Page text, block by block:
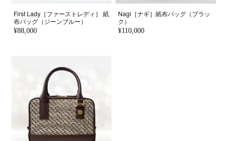
First Lady［ファーストレディ］ 紙
布バッグ（ジーンブルー）
¥88,000
Nagi［ナギ］紙布バッグ（ブラッ
ク）
¥110,000